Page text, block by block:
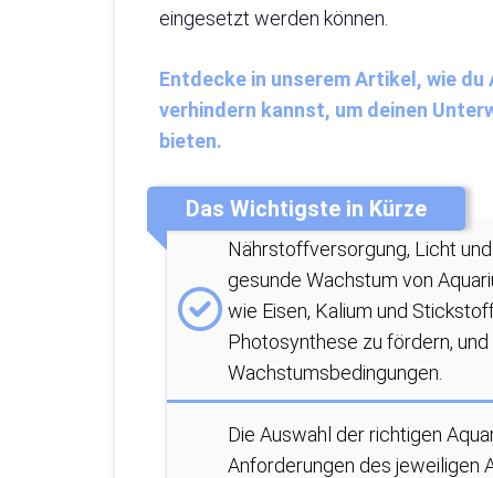
eingesetzt werden können.
Entdecke in unserem Artikel, wie
verhindern kannst, um deinen
bieten.
Das Wichtigste in Kürze
Nährstoffversorgung, Licht
gesunde Wachstum von
wie Eisen, Kalium und
Photosynthese zu fördern,
Wachstumsbedingungen.
Die Auswahl der richtigen
Anforderungen des jeweiligen